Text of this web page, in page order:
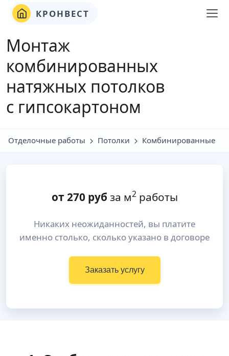
КРОНВЕСТ
Монтаж
комбинированных
натяжных потолков
с гипсокартоном
Отделочные работы Потолки Комбинированные
от 270руб за м2работы
Никаких неожиданностей, вы платите
именно столько, сколько указано в договоре
Заказать услугу